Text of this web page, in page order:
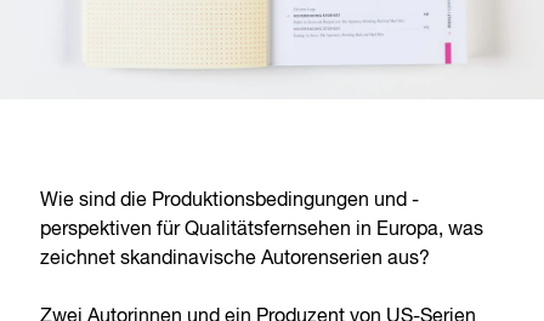
Wie sind die Produktionsbedingungen und -
perspektiven für Qualitätsfernsehen in Europa, was
zeichnet skandinavische Autorenserien aus?